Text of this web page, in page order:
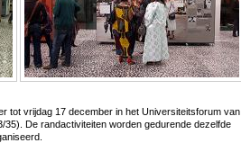
tot vrijdag 17 december in het Universiteitsforum van
De randactiviteiten worden gedurende dezelfde